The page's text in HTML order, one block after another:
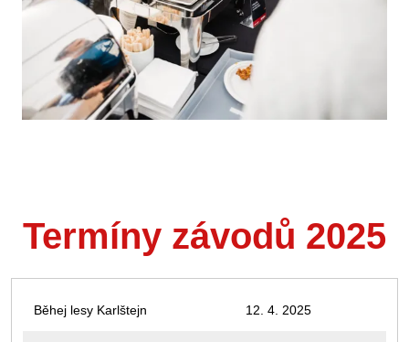
Termíny závodů 2025
Běhej lesy Karlštejn
12. 4. 2025